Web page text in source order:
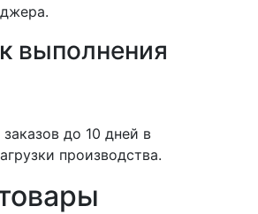
выполнения
до 10 дней в
производства.